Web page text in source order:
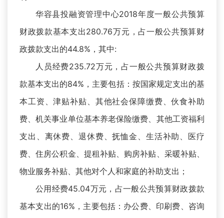
华容县投融资管理中心2018年度一般公共预算
财政拨款基本支出280.76万元，占一般公共预算财
政拨款支出的44.8%，其中:
人员经费235.72万元，占一般公共预算财政拨
款基本支出的84%，主要包括：按国家规定支出的基
本工资、津贴补贴、其他社会保障缴费、伙食补助
费、机关事业单位基本养老保险缴费、其他工资福利
支出、离休费、退休费、抚恤金、生活补助、医疗
费、住房公积金、提租补贴、购房补贴、采暖补贴、
物业服务补贴、其他对个人和家庭的补助支出；
公用经费45.04万元，占一般公共预算财政拨款
基本支出的16%，主要包括：办公费、印刷费、咨询